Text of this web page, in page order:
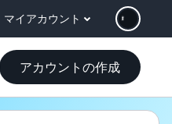
マイアカウント
アカウントの作成